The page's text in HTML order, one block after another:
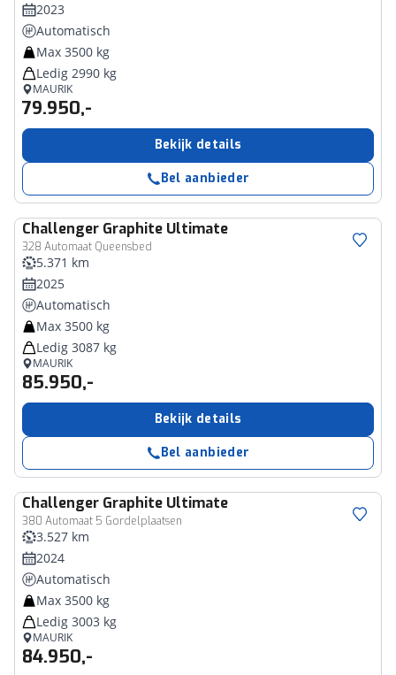
2023
Automatisch
Max 3500 kg
Ledig 2990 kg
MAURIK
79.950,-
Bekijk details
Bel aanbieder
Challenger Graphite Ultimate
328 Automaat Queensbed
5.371 km
2025
Automatisch
Max 3500 kg
Ledig 3087 kg
MAURIK
85.950,-
Bekijk details
Bel aanbieder
Challenger Graphite Ultimate
380 Automaat 5 Gordelplaatsen
3.527 km
2024
Automatisch
Max 3500 kg
Ledig 3003 kg
MAURIK
84.950,-